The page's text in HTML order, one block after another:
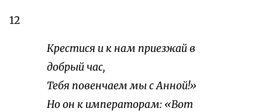
12
Крестися и к нам приезжай в
добрый час,
Тебя повенчаем мы с Анной!»
Но он к императорам: «Вот